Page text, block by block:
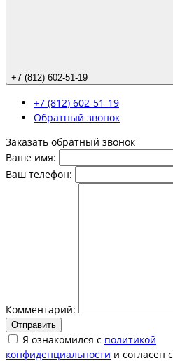
+7 (812) 602-51-19
+7 (812) 602-51-19
Обратный звонок
Заказать обратный звонок
Ваше имя:
Ваш телефон:
Комментарий:
Отправить
Я ознакомился с политикой
конфиденциальности и согласен с